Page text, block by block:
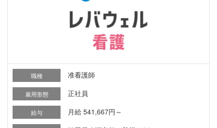
職種 准看護師
雇用形態 正社員
給与 月給 541,667円～